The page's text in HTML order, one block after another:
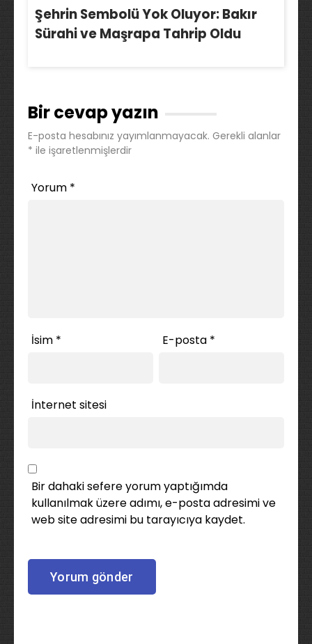
Şehrin Sembolü Yok Oluyor: Bakır
Sürahi ve Maşrapa Tahrip Oldu
Bir cevap yazın
E-posta hesabınız yayımlanmayacak. Gerekli alanlar
* ile işaretlenmişlerdir
Yorum *
İsim * E-posta *
İnternet sitesi
Bir dahaki sefere yorum yaptığımda
kullanılmak üzere adımı, e-posta adresimi ve
web site adresimi bu tarayıcıya kaydet.